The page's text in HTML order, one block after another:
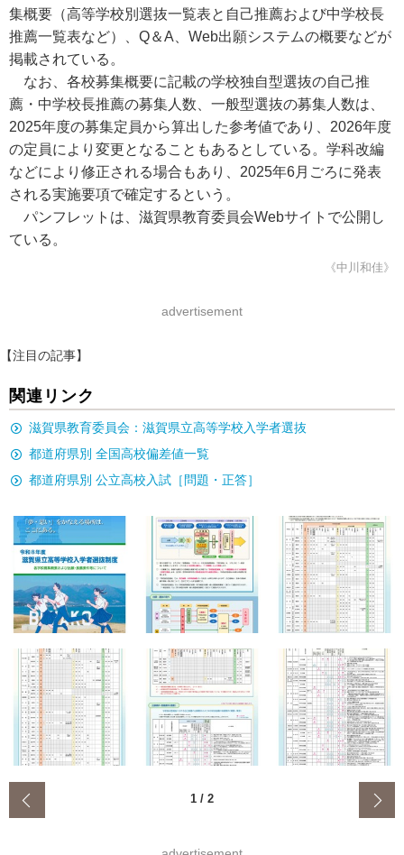
集概要（高等学校別選抜一覧表と自己推薦および中学校長
推薦一覧表など）、Q＆A、Web出願システムの概要などが
掲載されている。
なお、各校募集概要に記載の学校独自型選抜の自己推
薦・中学校長推薦の募集人数、一般型選抜の募集人数は、
2025年度の募集定員から算出した参考値であり、2026年度
の定員により変更となることもあるとしている。学科改編
などにより修正される場合もあり、2025年6月ごろに発表
される実施要項で確定するという。
パンフレットは、滋賀県教育委員会Webサイトで公開し
ている。
《中川和佳》
advertisement
【注目の記事】
関連リンク
滋賀県教育委員会：滋賀県立高等学校入学者選抜
都道府県別 全国高校偏差値一覧
都道府県別 公立高校入試［問題・正答］
1 / 2